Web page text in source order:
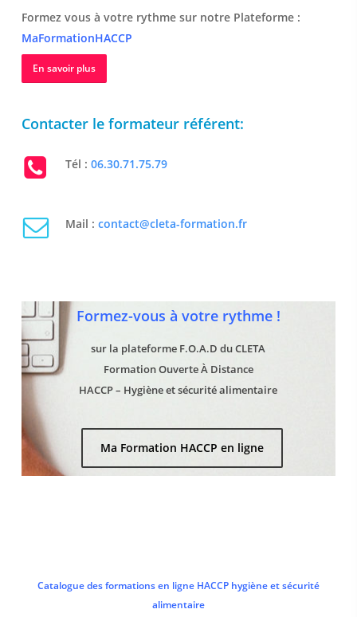
Formez vous à votre rythme sur notre Plateforme :
MaFormationHACCP
En savoir plus
Contacter le formateur référent:
Tél :06.30.71.75.79
Mail :contact@cleta-formation.fr
Formez-vous à votre rythme !
sur la plateforme F.O.A.D du CLETA
Formation Ouverte À Distance
HACCP – Hygiène et sécurité alimentaire
Ma Formation HACCP en ligne
Catalogue des formations en ligne HACCP hygiène et sécurité
alimentaire